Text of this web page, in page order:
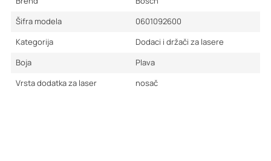
Šifra modela
0601092600
Kategorija
Dodaci i držači za lasere
Boja
Plava
Vrsta dodatka za laser
nosač